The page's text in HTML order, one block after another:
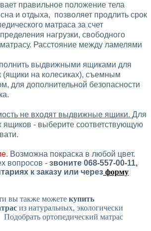
правильное положение тела
и отдыха, позволяет продлить срок
матраса за счет
нагрузки, свободного
матрасу. Расстояние между ламелями
выдвижными ящиками для
(ящики на колесиках), съемным
для дополнительной безопасности
не входят выдвижные ящики. Для
ящиков - выберите соответствующую
. Возможна покраска в любой цвет.
вопросов - звоните 068-557-00-11,
к заказу или через форму
вы также можете купить
из натуральных, экологически
ортопедический матрас